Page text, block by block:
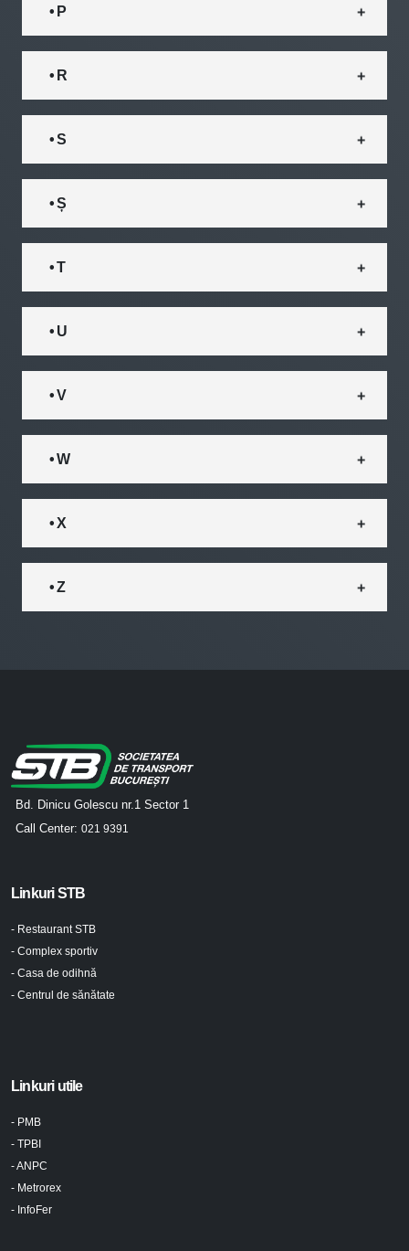
• P
• R
• S
• Ș
• T
• U
• V
• W
• X
• Z
Bd. Dinicu Golescu nr.1 Sector 1
Call Center: 021 9391
Linkuri STB
- Restaurant STB
- Complex sportiv
- Casa de odihnă
- Centrul de sănătate
Linkuri utile
- PMB
- TPBI
- ANPC
- Metrorex
- InfoFer